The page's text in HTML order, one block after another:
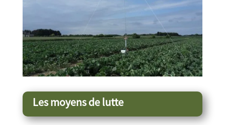
Les moyens de lutte